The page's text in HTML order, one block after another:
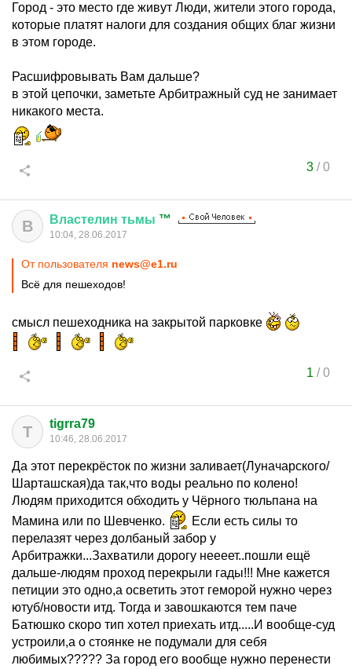
Город - это место где живут Люди, жители этого города,
которые платят налоги для создания общих благ жизни
в этом городе.
Расшифровывать Вам дальше?
в этой цепочки, заметьте Арбитражный суд не занимает
никакого места.
3/0
В Властелин тьмы ™
10:04, 28.06.2017
От пользователя news@e1.ru
Всё для пешеходов!
смысл пешеходника на закрытой парковке
1 /0
T tigrra79
10:46, 28.06.2017
Да этот перекрёсток по жизни заливает(Луначарского/
Шарташская)да так,что воды реально по колено!
Людям приходится обходить у Чёрного тюльпана на
Мамина или по Шевченко.
Если есть силы то
перелазят через долбаный забор у
Арбитражки...Захватили дорогу неееет..пошли ещё
дальше-людям проход перекрыли гады!!! Мне кажется
петиции это одно,а осветить этот геморой нужно через
ютуб/новости итд. Тогда и завошкаются тем паче
Батюшко скоро тип хотел приехать итд.....И вообще-суд
устроили,а о стоянке не подумали для себя
любимых????? За город его вообще нужно перенести